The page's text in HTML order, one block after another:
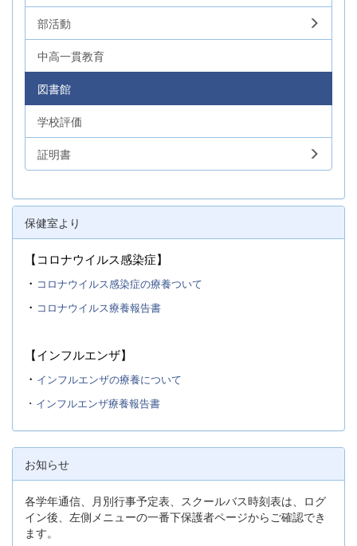
部活動
中高一貫教育
図書館
学校評価
証明書
保健室より
【コロナウイルス感染症】
・ コロナウイルス感染症の療養ついて
・ コロナウイルス療養報告書
【インフルエンザ】
・ インフルエンザの療養について
・ インフルエンザ療養報告書
お知らせ
各学年通信、月別行事予定表、スクールバス時刻表は、ログ
イン後、左側メニューの一番下保護者ページからご確認でき
ます。